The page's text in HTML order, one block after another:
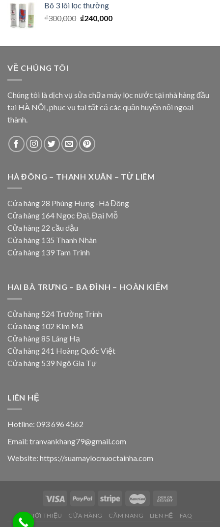
Bô 3 lõi lọc thường
₫300,000 ₫240,000
VỀ CHÚNG TÔI
Chúng tôi là dịch vụ sửa chữa máy lọc nước tại nhà hàng đầu
tại HÀ NỘI, phục vụ tại tất cả các quận huyện nội ngoại
thành.
HÀ ĐÔNG – THANH XUÂN – TỪ LIÊM
Cửa hàng 28 Phùng Hưng -Hà Đông
Cửa hàng 164 Ngọc Đại, Đại Mỗ
Cửa hàng 22 cầu dậu
Cửa hàng 135 Thanh Nhàn
Cửa hàng 139 Tam Trinh
HAI BÀ TRƯNG – BA ĐÌNH – HOÀN KIẾM
Cửa hàng 524 Trường Trinh
Cửa hàng 102 Kim Mã
Cửa hàng 85 Láng Hạ
Cửa hàng 241 Hoàng Quốc Việt
Cửa hàng 539 Ngô Gia Tự
LIÊN HỆ
Hotline: 093 696 4562
Email: tranvankhang79@gmail.com
Website: https://suamaylocnuoctainha.com
GIỚI THIỆU CỬA HÀNG CẨM NANG LIÊN HỆ FAQ